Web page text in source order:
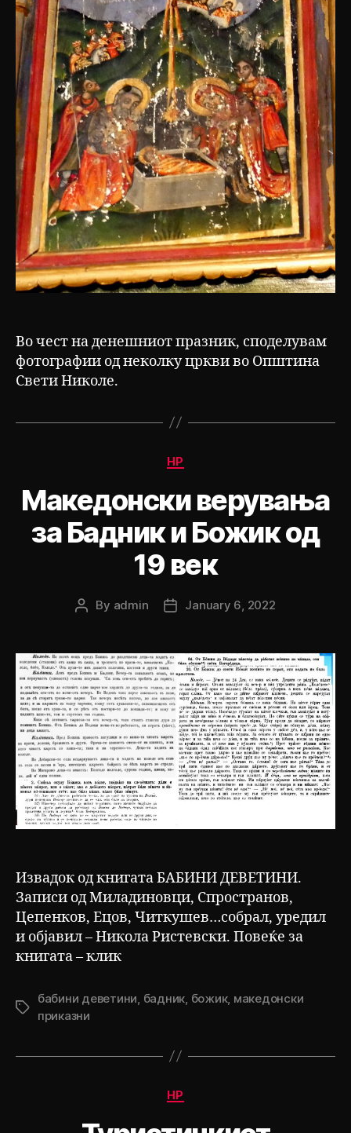
Во чест на денешниот празник, споделувам
фотографии од неколку цркви во Општина
Свети Николе.
Categories
НР
Македонски верувања
за Бадник и Божик од
19 век
Post
By admin
PostJanuary 6, 2022
Извадок од книгата БАБИНИ ДЕВЕТИНИ.
Записи од Миладиновци, Спространов,
Цепенков, Ецов, Читкушев…собрал, уредил
и објавил – Никола Ристевски. Повеќе за
книгата – клик
Tags
бабини деветини бадник божик, македонски
приказни
Categories
НР